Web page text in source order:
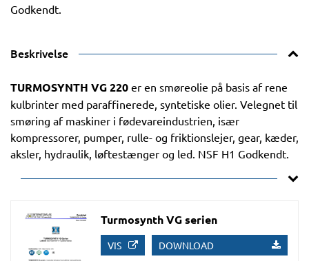
Godkendt.
Beskrivelse
TURMOSYNTH VG 220 er en smøreolie på basis af rene
kulbrinter med paraffinerede, syntetiske olier. Velegnet til
smøring af maskiner i fødevareindustrien, især
kompressorer, pumper, rulle- og friktionslejer, gear, kæder,
aksler, hydraulik, løftestænger og led. NSF H1 Godkendt.
Turmosynth VG serien
VIS DOWNLOAD